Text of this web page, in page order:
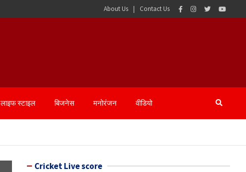
About Us Contact Us
लाइफ स्टाइल बिजनेस मनोरंजन वीडियो
Cricket Live score